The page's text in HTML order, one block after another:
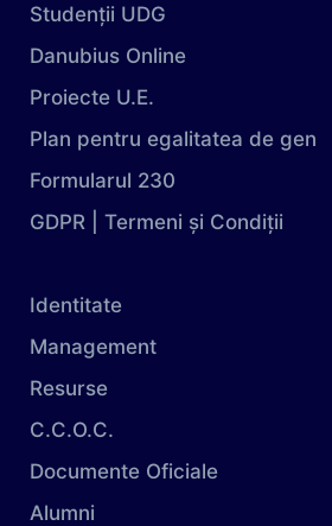
Studenții UDG
Danubius Online
Proiecte U.E.
Plan pentru egalitatea de gen
Formularul 230
GDPR | Termeni și Condiții
Identitate
Management
Resurse
C.C.O.C.
Documente Oficiale
Alumni